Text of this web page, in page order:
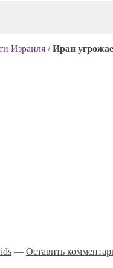
Израиля /Иран
— Оставить